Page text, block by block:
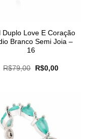
Duplo Love E Coração
Branco Semi Joia –
16
R$79,00
O
R$0,00O